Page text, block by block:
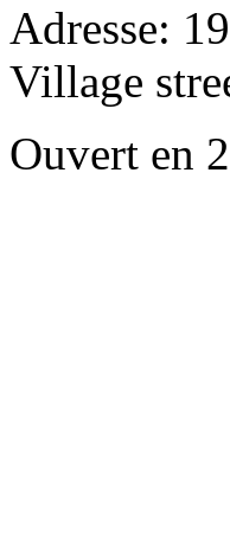
Adresse:
Village
Ouvert en